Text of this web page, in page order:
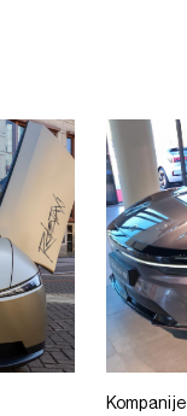
Kompanije